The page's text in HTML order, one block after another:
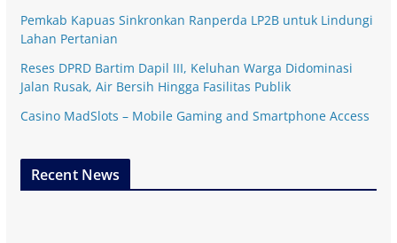
Pemkab Kapuas Sinkronkan Ranperda LP2B untuk Lindungi
Lahan Pertanian
Reses DPRD Bartim Dapil III, Keluhan Warga Didominasi
Jalan Rusak, Air Bersih Hingga Fasilitas Publik
Casino MadSlots – Mobile Gaming and Smartphone Access
Recent News